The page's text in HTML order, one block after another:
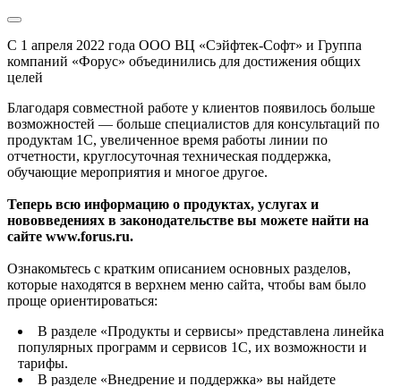
С 1 апреля 2022 года ООО ВЦ «Сэйфтек-Софт» и Группа
компаний «Форус» объединились для достижения общих
целей
Благодаря совместной работе у клиентов появилось больше
возможностей — больше специалистов для консультаций по
продуктам 1С, увеличенное время работы линии по
отчетности, круглосуточная техническая поддержка,
обучающие мероприятия и многое другое.
Теперь всю информацию о продуктах, услугах и
нововведениях в законодательстве вы можете найти на
сайте www.forus.ru.
Ознакомьтесь с кратким описанием основных разделов,
которые находятся в верхнем меню сайта, чтобы вам было
проще ориентироваться:
В разделе «Продукты и сервисы» представлена линейка
популярных программ и сервисов 1С, их возможности и
тарифы.
В разделе «Внедрение и поддержка» вы найдете